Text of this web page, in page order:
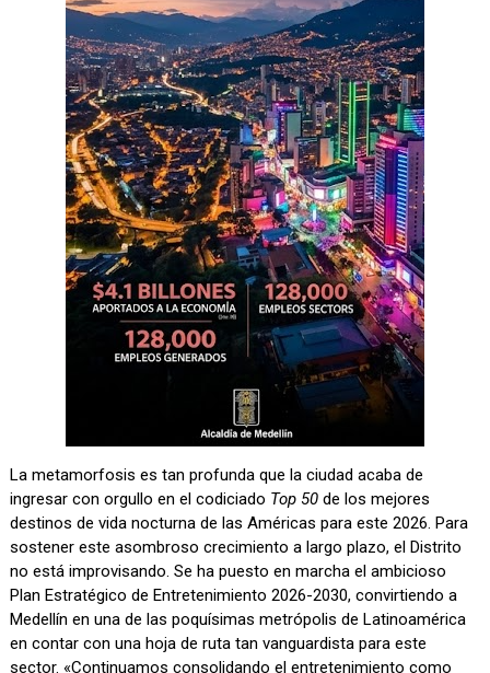
La metamorfosis es tan profunda que la ciudad acaba de
ingresar con orgullo en el codiciado Top 50 de los mejores
destinos de vida nocturna de las Américas para este 2026. Para
sostener este asombroso crecimiento a largo plazo, el Distrito
no está improvisando. Se ha puesto en marcha el ambicioso
Plan Estratégico de Entretenimiento 2026-2030, convirtiendo a
Medellín en una de las poquísimas metrópolis de Latinoamérica
en contar con una hoja de ruta tan vanguardista para este
sector. «Continuamos consolidando el entretenimiento como